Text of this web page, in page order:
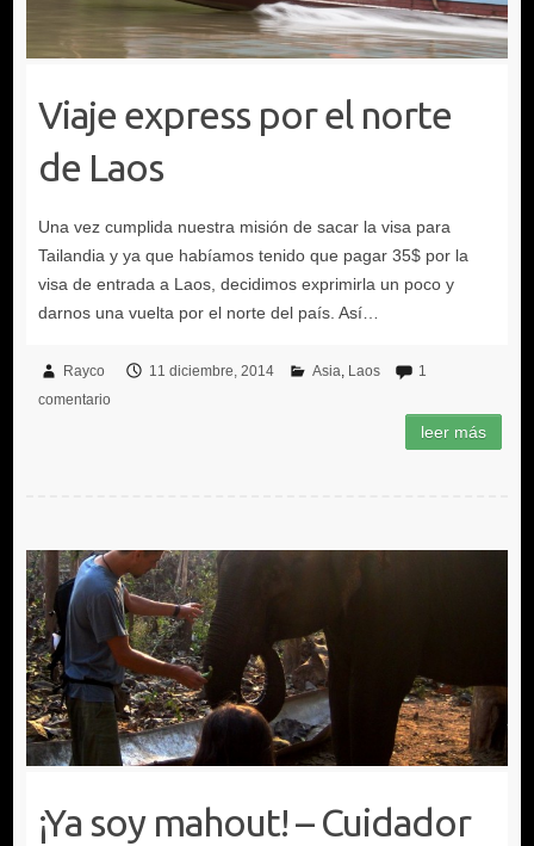
Viaje express por el norte
de Laos
Rayco 11 diciembre, 2014 Asia Laos
1
comentario
¡Ya soy mahout! – Cuidador